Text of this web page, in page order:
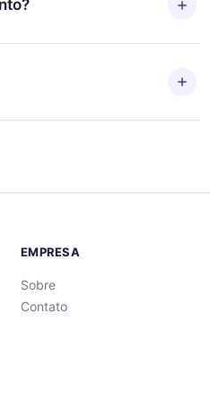
para iOS, Android e
pode cancelar a
.
EMPRESA
Sobre
Contato